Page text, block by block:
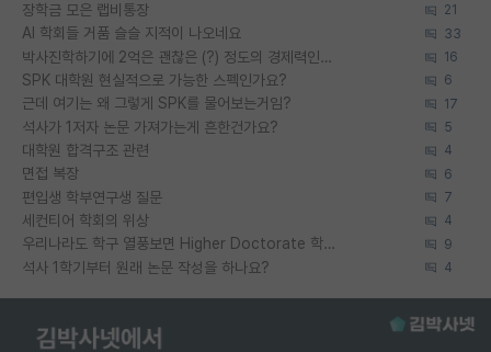
장학금 모은 랩비통장 21
AI 학회들 거품 슬슬 지적이 나오네요 33
박사진학하기에 2억은 괜찮은 (?) 정도의 경제력인가요 16
SPK 대학원 현실적으로 가능한 스펙인가요? 6
근데 여기는 왜 그렇게 SPK를 물어보는거임? 17
석사가 1저자 논문 가져가는게 흔한건가요? 5
대학원 합격구조 관련 4
면접 복장 6
편입생 학부연구생 질문 7
세컨티어 학회의 위상 4
우리나라도 학구 열풍보면 Higher Doctorate 학위가 필요하다고 봅니다. 9
석사 1학기부터 원래 논문 작성을 하나요? 4